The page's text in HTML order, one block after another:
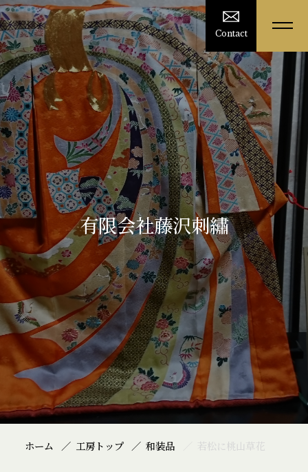
Contact
有限会社藤沢刺繡
ホーム 工房トップ 和装品 若松に桃山草花